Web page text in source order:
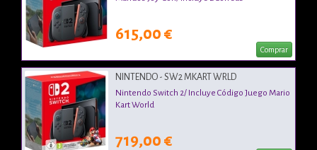
615,00 €
Comprar
NINTENDO - SW2 MKART WRLD
Nintendo Switch 2/ Incluye Código Juego Mario
Kart World
719,00 €